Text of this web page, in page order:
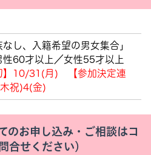
なし、入籍希望の男女集合 」
性60才以上／女性55才以上
】10/31 (月 ) 【参加決定連
祝)4(金)
のお申し込み・ご相談はコ
合せください）